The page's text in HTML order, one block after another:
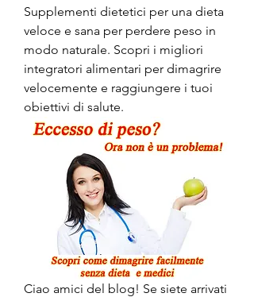
Supplementi dietetici per una dieta
veloce e sana per perdere peso in
modo naturale. Scopri i migliori
integratori alimentari per dimagrire
velocemente e raggiungere i tuoi
obiettivi di salute.
Ciao amici del blog! Se siete arrivati